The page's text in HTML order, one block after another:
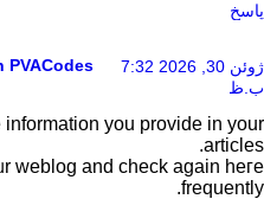
پاسخ
PVACodes
ژوئن 30, 2026 7:32
ب.ظ
information you provide in your
articles.
weblog and check again heгe
frequently.